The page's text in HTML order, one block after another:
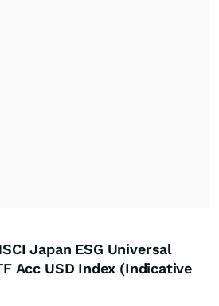
Japan ESG Universal
Acc USD Index (Indicative